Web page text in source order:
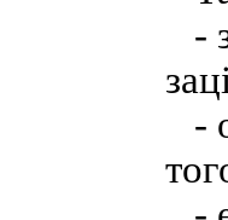
-
-